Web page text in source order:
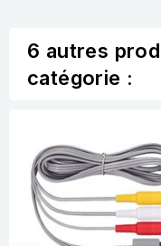
6 autres
catégorie :